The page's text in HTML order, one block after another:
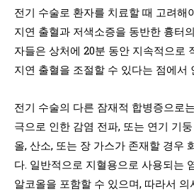
전기 수술로 환자를 치료할 때 고려해
지연 출혈과 저색소증을 동반한 흉터
자들은 상처에 20분 동안 지속적으로
지연 출혈을 조절할 수 있다는 점에서
전기 수술의 다른 잠재적 합병증으로
극으로 인한 감염 전파, 또는 연기 기
올, 산소, 또는 장 가스가 존재할 경우
다. 일반적으로 지혈용으로 사용되는
알코올을 포함할 수 있으며, 따라서